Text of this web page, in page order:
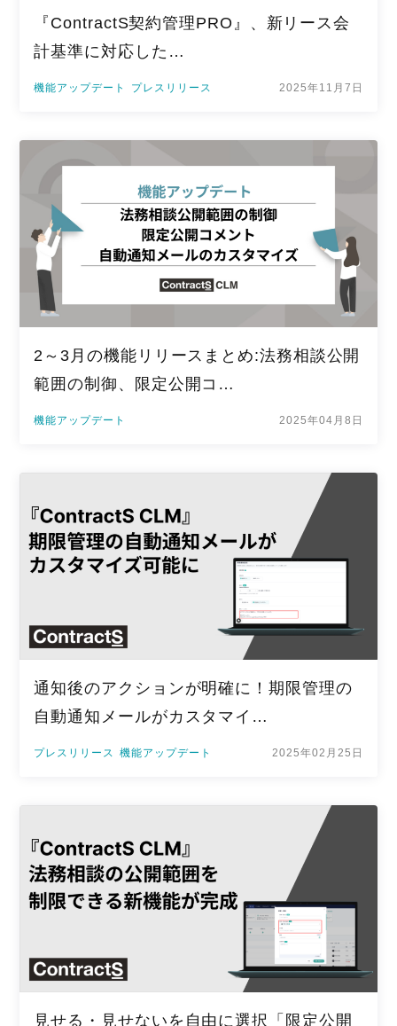
『ContractS契約管理PRO』、新リース会
計基準に対応した…
機能アップデート プレスリリース 2025年11月7日
2～3月の機能リリースまとめ:法務相談公開
範囲の制御、限定公開コ…
機能アップデート 2025年04月8日
通知後のアクションが明確に！期限管理の
自動通知メールがカスタマイ…
プレスリリース 機能アップデート 2025年02月25日
見せる・見せないを自由に選択「限定公開